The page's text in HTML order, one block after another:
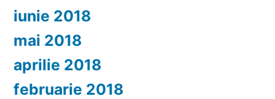
iunie 2018
mai 2018
aprilie 2018
februarie 2018